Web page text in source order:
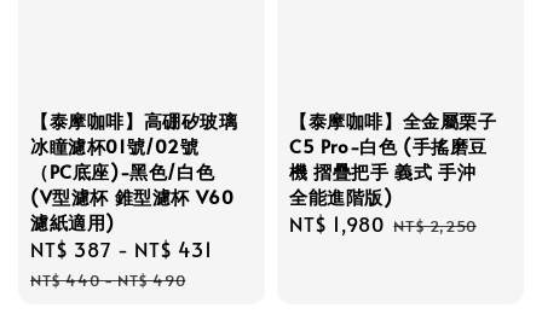
【泰摩咖啡】高硼矽玻璃
冰瞳濾杯01號/02號
（PC底座)-黑色/白色
(V型濾杯 錐型濾杯 V60
濾紙適用)
Sale
price
NT$ 387 - NT$ 431
NT$ 440-NT$ 490
【泰摩咖啡】全金屬栗子
C5 Pro-白色 (手搖磨豆
機 摺疊把手 義式 手沖
全能進階版)
Sale
NT$ 1,980 Regular
NT$ 2,250